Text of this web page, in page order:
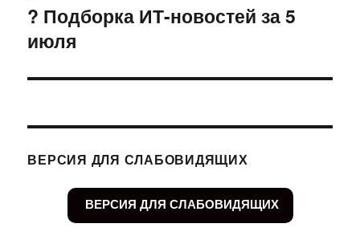
Следующая
запись:
? Подборка ИТ-новостей за 5
июля
ВЕРСИЯ ДЛЯ СЛАБОВИДЯЩИХ
ВЕРСИЯ ДЛЯ СЛАБОВИДЯЩИХ